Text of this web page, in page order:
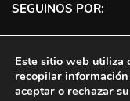
SEGUINOS POR:
Este sitio web utiliza
recopilar
aceptar o rechazar